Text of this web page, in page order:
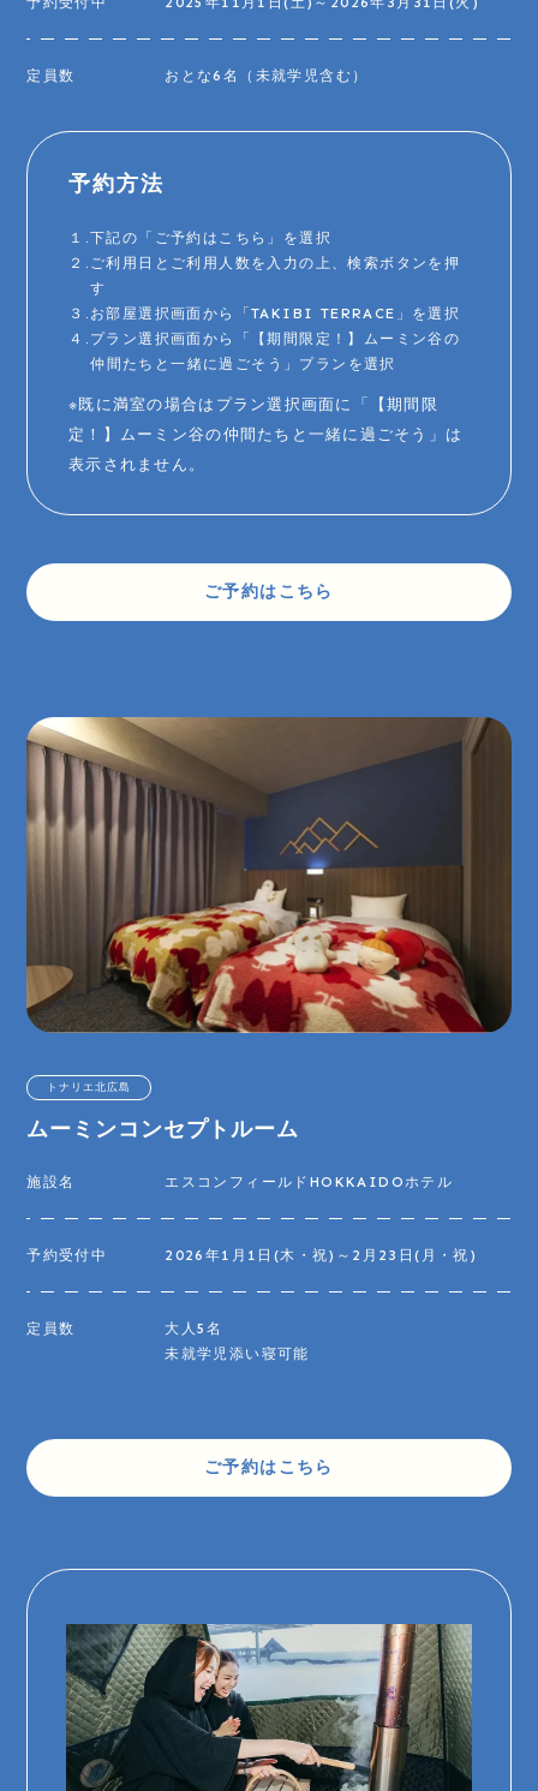
定員数 おとな6名（未就学児含む）
予約方法
１.下記の「ご予約はこちら」を選択
２.ご利用日とご利用人数を入力の上、検索ボタンを押
す
３.お部屋選択画面から「TAKIBI TERRACE」を選択
４.プラン選択画面から「【期間限定！】ムーミン谷の
仲間たちと一緒に過ごそう」プランを選択
※既に満室の場合はプラン選択画面に「【期間限
定！】ムーミン谷の仲間たちと一緒に過ごそう」は
表示されません。
ご予約はこちら
トナリエ北広島
ムーミンコンセプトルーム
施設名 エスコンフィールドHOKKAIDOホテル
予約受付中 2026年1月1日(木・祝)～2月23日(月・祝)
定員数
大人5名
未就学児添い寝可能
ご予約はこちら